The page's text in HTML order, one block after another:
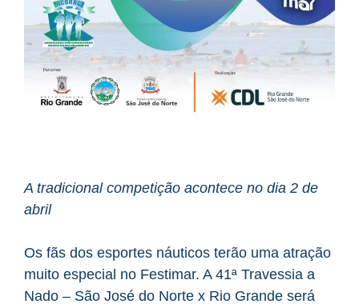
A tradicional competição acontece no dia 2 de
abril
Os fãs dos esportes náuticos terão uma atração
muito especial no Festimar. A 41ª Travessia a
Nado – São José do Norte x Rio Grande será